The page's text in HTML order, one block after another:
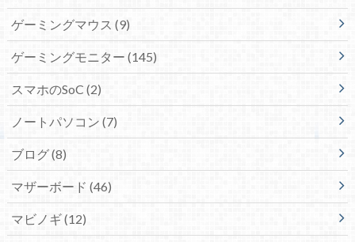
ゲーミングマウス (9)
ゲーミングモニター (145)
スマホのSoC (2)
ノートパソコン (7)
ブログ(8)
マザーボード (46)
マビノギ(12)